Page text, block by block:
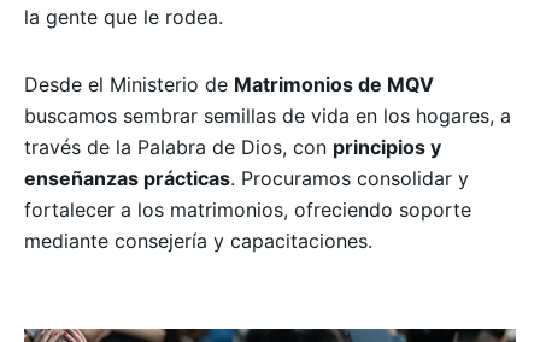
la gente que le rodea.
Desde el Ministerio de Matrimonios de MQV
buscamos sembrar semillas de vida en los hogares, a
través de la Palabra de Dios, con principios y
enseñanzas prácticas. Procuramos consolidar y
fortalecer a los matrimonios, ofreciendo soporte
mediante consejería y capacitaciones.